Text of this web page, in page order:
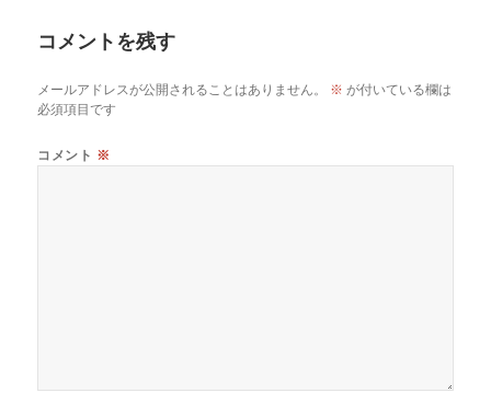
コメントを残す
メールアドレスが公開されることはありません。 ※ が付いている欄は
必須項目です
コメント ※